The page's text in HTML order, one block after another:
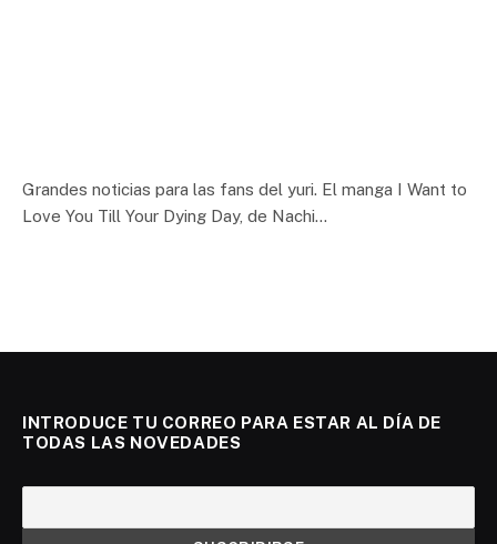
Grandes noticias para las fans del yuri. El manga I Want to
Love You Till Your Dying Day, de Nachi…
INTRODUCE TU CORREO PARA ESTAR AL DÍA DE
TODAS LAS NOVEDADES